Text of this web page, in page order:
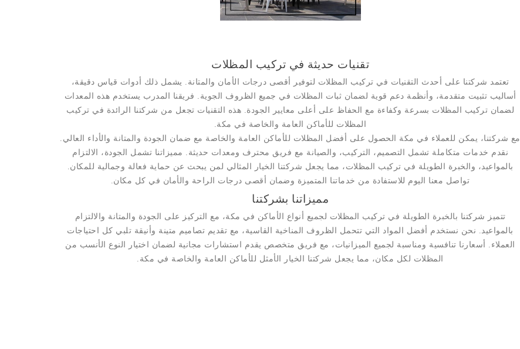
تقنيات حديثة في تركيب المظلات
تعتمد شركتنا على أحدث التقنيات في تركيب المظلات لتوفير أقصى درجات الأمان والمتانة. يشمل ذلك أدوات قياس دقيقة،
أساليب تثبيت متقدمة، وأنظمة دعم قوية لضمان ثبات المظلات في جميع الظروف الجوية. فريقنا المدرب يستخدم هذه المعدات
لضمان تركيب المظلات بسرعة وكفاءة مع الحفاظ على أعلى معايير الجودة. هذه التقنيات تجعل من شركتنا الرائدة في تركيب
المظلات للأماكن العامة والخاصة في مكة.
مع شركتنا، يمكن للعملاء في مكة الحصول على أفضل المظلات للأماكن العامة والخاصة مع ضمان الجودة والمتانة والأداء العالي.
نقدم خدمات متكاملة تشمل التصميم، التركيب، والصيانة مع فريق محترف ومعدات حديثة. مميزاتنا تشمل الجودة، الالتزام
بالمواعيد، والخبرة الطويلة في تركيب المظلات، مما يجعل شركتنا الخيار المثالي لمن يبحث عن حماية فعالة وجمالية للمكان.
تواصل معنا اليوم للاستفادة من خدماتنا المتميزة وضمان أقصى درجات الراحة والأمان في كل مكان.
مميزاتنا بشركتنا
تتميز شركتنا بالخبرة الطويلة في تركيب المظلات لجميع أنواع الأماكن في مكة، مع التركيز على الجودة والمتانة والالتزام
بالمواعيد. نحن نستخدم أفضل المواد التي تتحمل الظروف المناخية القاسية، مع تقديم تصاميم متينة وأنيقة تلبي كل احتياجات
العملاء. أسعارنا تنافسية ومناسبة لجميع الميزانيات، مع فريق متخصص يقدم استشارات مجانية لضمان اختيار النوع الأنسب من
المظلات لكل مكان، مما يجعل شركتنا الخيار الأمثل للأماكن العامة والخاصة في مكة.